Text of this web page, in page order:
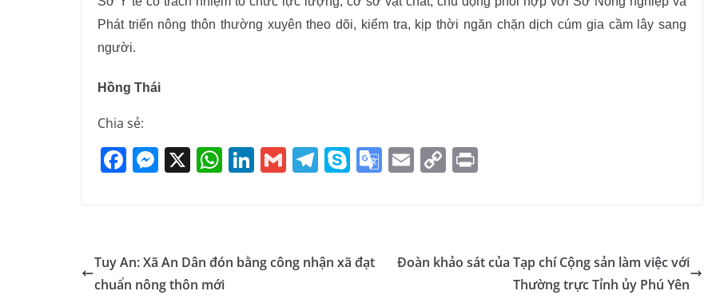
Phát triển nông thôn thường xuyên theo dõi, kiểm tra, kịp thời ngăn chặn dịch cúm gia cầm lây sang
người.
Hồng Thái
Chia sẻ:
F
b
o
M
n
g
X W
A
p
Li
dI
G T
a
S
e
G E C
Li
Tuy An: Xã An Dân đón bằng công nhận xã đạt
chuẩn nông thôn mới
Đoàn khảo sát của Tạp chí Cộng sản làm việc với
Thường trực Tỉnh ủy Phú Yên